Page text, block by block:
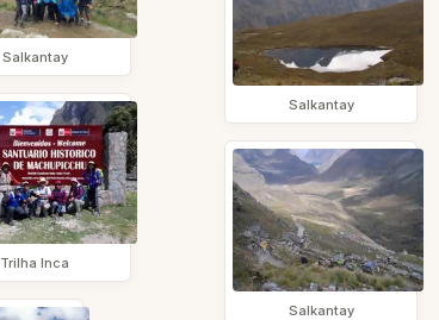
Salkantay
Salkantay
Trilha Inca
Salkantay